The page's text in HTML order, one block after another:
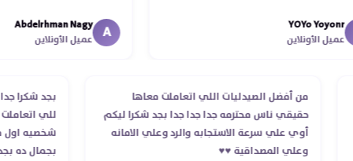
YOYo
الأونلاين
انتهاء موعد عمله ..فضل يتابع
استلمت ..شكرا جزيلا ليكم
A
Abdelrhman Nagy
عميل الأونلاين
من أفضل الصيدليات اللي اتعاملت معاها
حقيقي ناس محترمه جدا جدا جدا بجد شكرا ليكم
أوي علي سرعة الاستجابه والرد وعلي الامانه
وعلي المصداقية ♥️♥️‏
بجد
للي
شخصيه
بجمال